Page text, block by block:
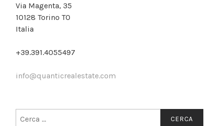
Via Magenta, 35
10128 Torino TO
Italia
+39.391.4055497
info@quanticrealestate.com
per: